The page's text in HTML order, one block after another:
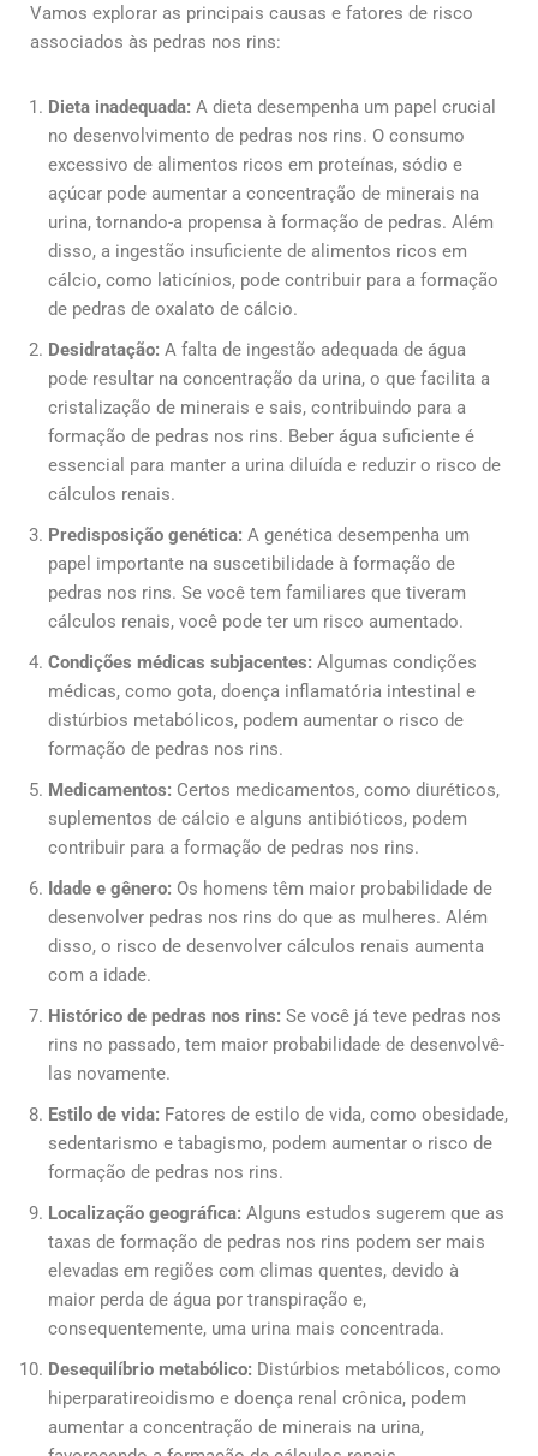
Vamos explorar as principais causas e fatores de risco
associados às pedras nos rins:
Dieta inadequada: A dieta desempenha um papel crucial
no desenvolvimento de pedras nos rins. O consumo
excessivo de alimentos ricos em proteínas, sódio e
açúcar pode aumentar a concentração de minerais na
urina, tornando-a propensa à formação de pedras. Além
disso, a ingestão insuficiente de alimentos ricos em
cálcio, como laticínios, pode contribuir para a formação
de pedras de oxalato de cálcio.
Desidratação: A falta de ingestão adequada de água
pode resultar na concentração da urina, o que facilita a
cristalização de minerais e sais, contribuindo para a
formação de pedras nos rins. Beber água suficiente é
essencial para manter a urina diluída e reduzir o risco de
cálculos renais.
Predisposição genética: A genética desempenha um
papel importante na suscetibilidade à formação de
pedras nos rins. Se você tem familiares que tiveram
cálculos renais, você pode ter um risco aumentado.
Condições médicas subjacentes: Algumas condições
médicas, como gota, doença inflamatória intestinal e
distúrbios metabólicos, podem aumentar o risco de
formação de pedras nos rins.
Medicamentos: Certos medicamentos, como diuréticos,
suplementos de cálcio e alguns antibióticos, podem
contribuir para a formação de pedras nos rins.
Idade e gênero: Os homens têm maior probabilidade de
desenvolver pedras nos rins do que as mulheres. Além
disso, o risco de desenvolver cálculos renais aumenta
com a idade.
Histórico de pedras nos rins: Se você já teve pedras nos
rins no passado, tem maior probabilidade de desenvolvê-
las novamente.
Estilo de vida: Fatores de estilo de vida, como obesidade,
sedentarismo e tabagismo, podem aumentar o risco de
formação de pedras nos rins.
Localização geográfica: Alguns estudos sugerem que as
taxas de formação de pedras nos rins podem ser mais
elevadas em regiões com climas quentes, devido à
maior perda de água por transpiração e,
consequentemente, uma urina mais concentrada.
Desequilíbrio metabólico: Distúrbios metabólicos, como
hiperparatireoidismo e doença renal crônica, podem
aumentar a concentração de minerais na urina,